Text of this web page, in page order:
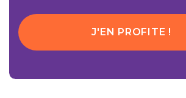
J'EN PROFITE !